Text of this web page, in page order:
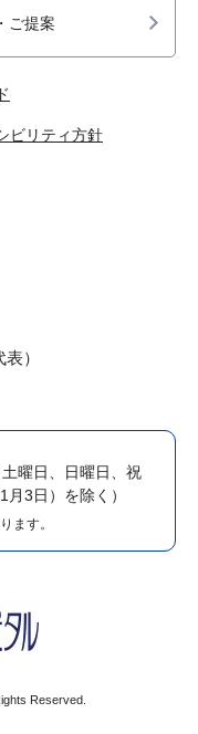
ご提案
ビリティ方針
）
土曜日、日曜日、祝
3日）を除く）
ます。
Reserved.